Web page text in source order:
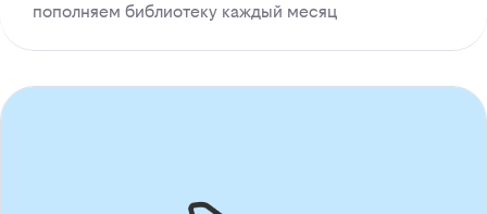
пополняем библиотеку каждый месяц